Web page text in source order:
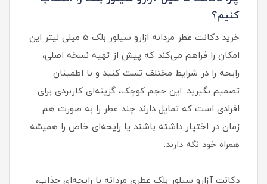
کنیم؟
خرید دکانت عطر مردانه ازارو سیلور بلک 5 میلی لیتر این
امکان را فراهم می‌کند که پیش از تهیه نسخه اصلی،
رایحه را در شرایط مختلف تست کنید و با اطمینان
تصمیم بگیرید. این حجم کوچک، گزینه‌ای کاربردی برای
افرادی است که تمایل دارند چند عطر را به‌ صورت هم‌
زمان در اختیار داشته باشند یا رایحه‌ای خاص را همیشه
همراه خود نگه دارند.
دکانت آزارو سیلور بلک عطری مردانه با رایحه‌ای جذاب،